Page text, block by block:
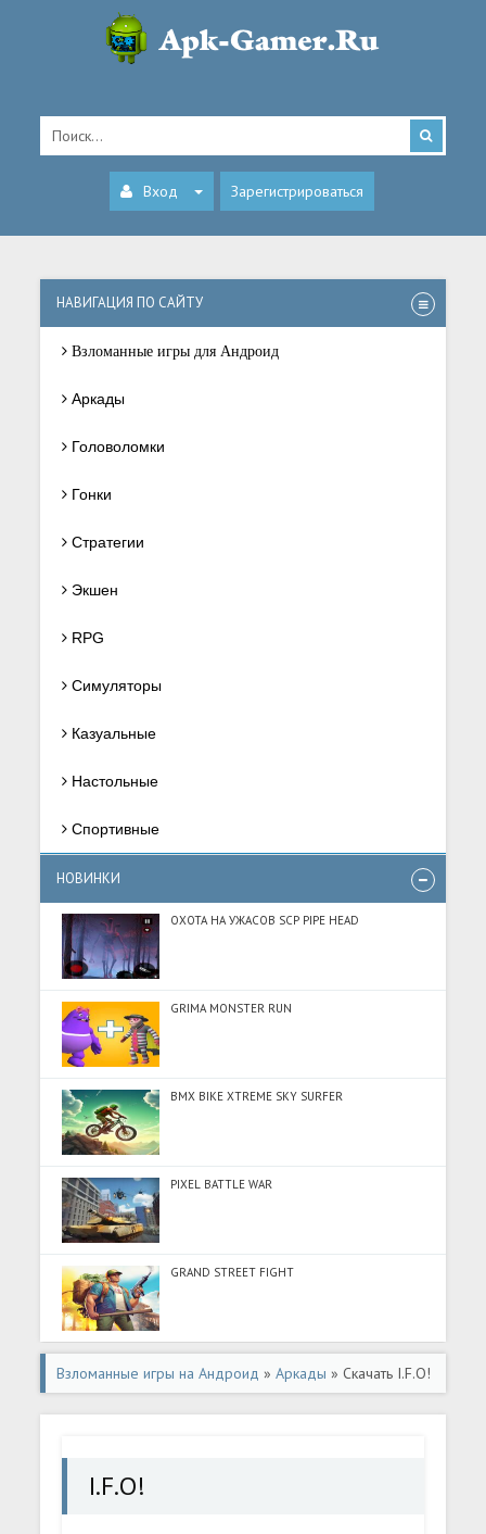
Вход Зарегистрироваться
НАВИГАЦИЯ ПО САЙТУ
Взломанные игры для Андроид
Аркады
Головоломки
Гонки
Стратегии
Экшен
RPG
Симуляторы
Казуальные
Настольные
Спортивные
НОВИНКИ
ОХОТА НА УЖАСОВ SCP PIPE HEAD
GRIMA MONSTER RUN
BMX BIKE XTREME SKY SURFER
PIXEL BATTLE WAR
GRAND STREET FIGHT
Взломанные игры на Андроид »Аркады » Скачать I.F.O!
(Много монет) на Андроид
I.F.O!